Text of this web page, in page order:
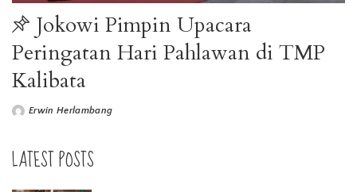
Jokowi Pimpin Upacara
Peringatan Hari Pahlawan di TMP
Kalibata
Erwin Herlambang
LATEST POSTS